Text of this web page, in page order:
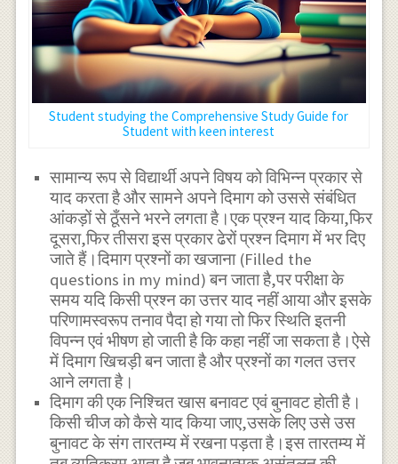
Student studying the Comprehensive Study Guide for
Student with keen interest
सामान्य रूप से विद्यार्थी अपने विषय को विभिन्न प्रकार से
याद करता है और सामने अपने दिमाग को उससे संबंधित
आंकड़ों से ठूँसने भरने लगता है।एक प्रश्न याद किया,फिर
दूसरा,फिर तीसरा इस प्रकार ढेरों प्रश्न दिमाग में भर दिए
जाते हैं।दिमाग प्रश्नों का खजाना (Filled the
questions in my mind) बन जाता है,पर परीक्षा के
समय यदि किसी प्रश्न का उत्तर याद नहीं आया और इसके
परिणामस्वरूप तनाव पैदा हो गया तो फिर स्थिति इतनी
विपन्न एवं भीषण हो जाती है कि कहा नहीं जा सकता है।ऐसे
में दिमाग खिचड़ी बन जाता है और प्रश्नों का गलत उत्तर
आने लगता है।
दिमाग की एक निश्चित खास बनावट एवं बुनावट होती है।
किसी चीज को कैसे याद किया जाए,उसके लिए उसे उस
बुनावट के संग तारतम्य में रखना पड़ता है।इस तारतम्य में